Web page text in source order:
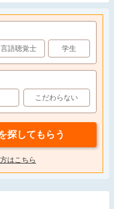
言語聴覚士 学生
こだわらない
探してもらう
はこちら